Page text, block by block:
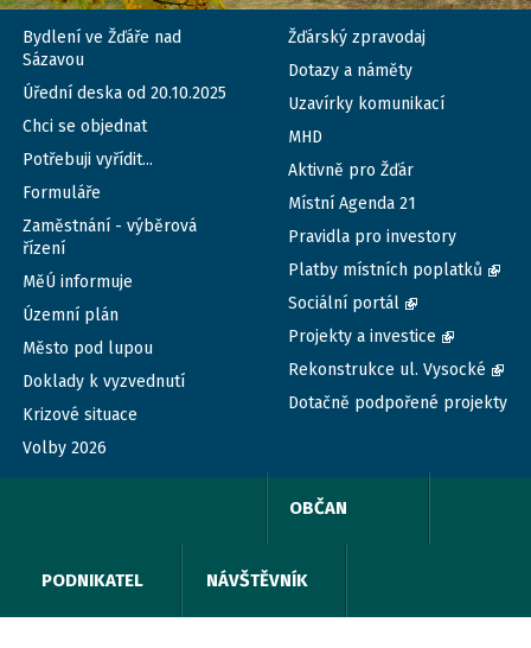
Bydlení ve Žďáře nad
Sázavou
Úřední deska od 20.10.2025
Chci se objednat
Potřebuji vyřídit...
Formuláře
Zaměstnání - výběrová
řízení
MěÚ informuje
Územní plán
Město pod lupou
Doklady k vyzvednutí
Krizové situace
Volby 2026
Žďárský zpravodaj
Dotazy a náměty
Uzavírky komunikací
MHD
Aktivně pro Žďár
Místní Agenda 21
Pravidla pro investory
Platby místních poplatků
Sociální portál
Projekty a investice
Rekonstrukce ul. Vysocké
Dotačně podpořené projekty
OBČAN
PODNIKATEL NÁVŠTĚVNÍK